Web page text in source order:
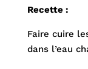
Recette :
Faire cuire
dans l’eau